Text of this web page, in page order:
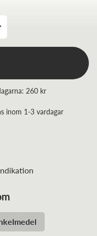
260 kr
inom 1-3 vardagar